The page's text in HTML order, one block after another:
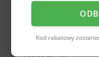
HK8055 + IC1586
Kod rabatowy